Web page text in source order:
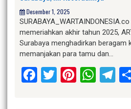
Desember 1, 2025
memeriahkan akhir tahun 2025,
Surabaya menghadirkan beragam
memanjakan para tamu dan…
Facebook
Twitter